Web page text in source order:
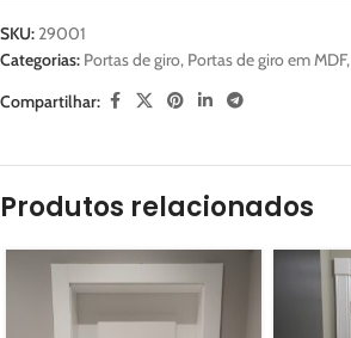
SKU: 29001
Categorias: Portas de giro, Portas de giro em MDF,
Compartilhar:
Produtos relacionados